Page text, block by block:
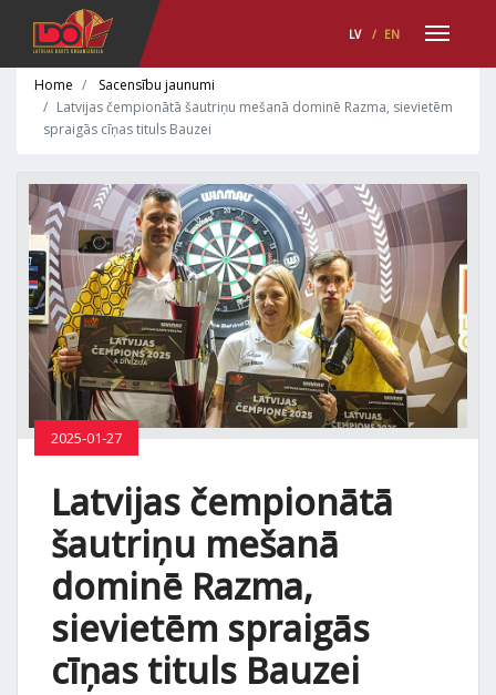
LV / EN
Home
Sacensību jaunumi
Latvijas čempionātā šautriņu mešanā dominē Razma, sievietēm
spraigās cīņas tituls Bauzei
2025-01-27
Latvijas čempionātā
šautriņu mešanā
dominē Razma,
sievietēm spraigās
cīņas tituls Bauzei